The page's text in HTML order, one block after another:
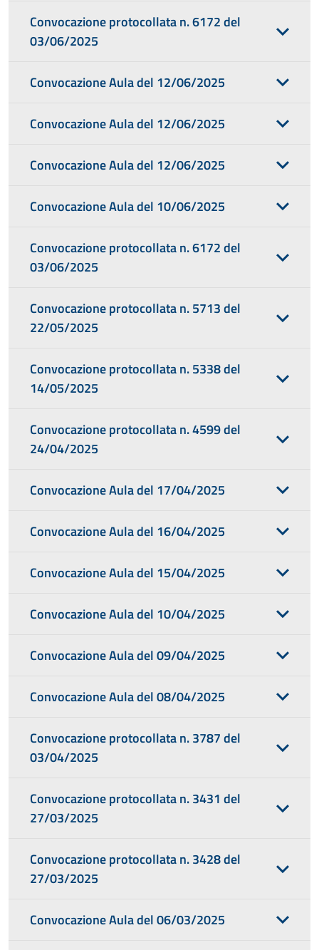
Convocazione protocollata n. 6172 del
03/06/2025
Convocazione Aula del 12/06/2025
Convocazione Aula del 12/06/2025
Convocazione Aula del 12/06/2025
Convocazione Aula del 10/06/2025
Convocazione protocollata n. 6172 del
03/06/2025
Convocazione protocollata n. 5713 del
22/05/2025
Convocazione protocollata n. 5338 del
14/05/2025
Convocazione protocollata n. 4599 del
24/04/2025
Convocazione Aula del 17/04/2025
Convocazione Aula del 16/04/2025
Convocazione Aula del 15/04/2025
Convocazione Aula del 10/04/2025
Convocazione Aula del 09/04/2025
Convocazione Aula del 08/04/2025
Convocazione protocollata n. 3787 del
03/04/2025
Convocazione protocollata n. 3431 del
27/03/2025
Convocazione protocollata n. 3428 del
27/03/2025
Convocazione Aula del 06/03/2025